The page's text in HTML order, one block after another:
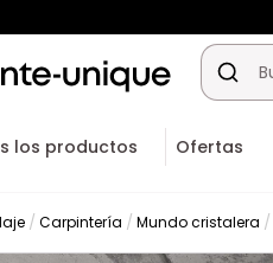
los productos Ofertas
Carpintería Mundo cristalera